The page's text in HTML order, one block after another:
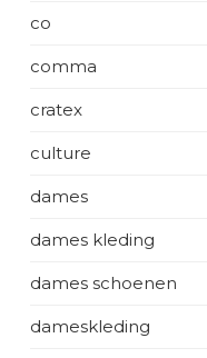
co
comma
cratex
culture
dames
dames kleding
dames schoenen
dameskleding